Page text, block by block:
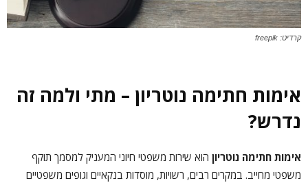
קרדיט: freepik
אימות חתימה נוטריון – מתי ולמה זה
נדרש?
אימות חתימה נוטריון הוא שירות משפטי חיוני המעניק למסמך תוקף
משפטי מחייב. במקרים רבים, רשויות, מוסדות בנקאיים וגופים משפטיים